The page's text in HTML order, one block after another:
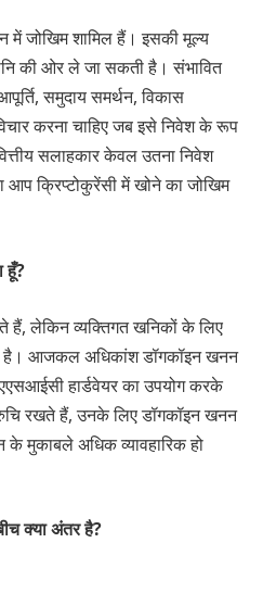
में जोखिम शामिल हैं। इसकी मूल्य
की ओर ले जा सकती है। संभावित
समुदाय समर्थन, विकास
करना चाहिए जब इसे निवेश के रूप
सलाहकार केवल उतना निवेश
क्रिप्टोकुरेंसी में खोने का जोखिम
हूँ?
लेकिन व्यक्तिगत खनिकों के लिए
है। आजकल अधिकांश डॉगकॉइन खनन
हार्डवेयर का उपयोग करके
रखते हैं, उनके लिए डॉगकॉइन खनन
के मुकाबले अधिक व्यावहारिक हो
क्या अंतर है?